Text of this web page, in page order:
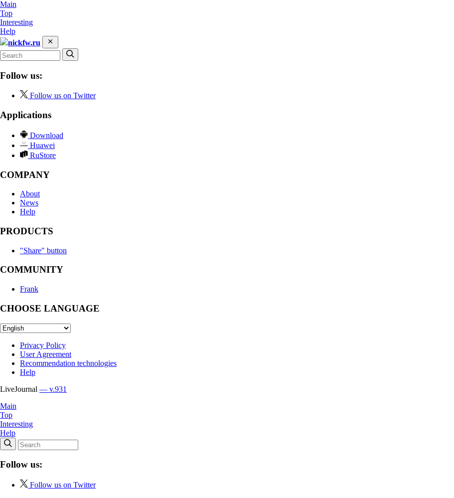
Main
Top
Interesting
Help
nickfw.ru
Follow us:
Follow us on Twitter
Applications
Download
Huawei
RuStore
COMPANY
About
News
Help
PRODUCTS
"Share" button
COMMUNITY
Frank
CHOOSE LANGUAGE
Privacy Policy
User Agreement
Recommendation technologies
Help
LiveJournal — v.931
Main
Top
Interesting
Help
Follow us:
Follow us on Twitter